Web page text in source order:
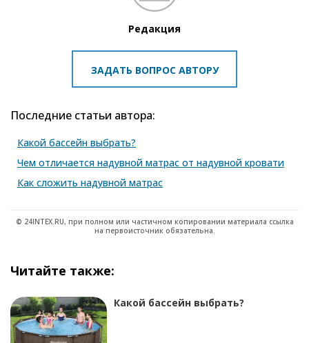
Редакция
ЗАДАТЬ ВОПРОС АВТОРУ
Последние статьи автора:
Какой бассейн выбрать?
Чем отличается надувной матрас от надувной кровати
Как сложить надувной матрас
© 24INTEX.RU, при полном или частичном копировании материала ссылка
на первоисточник обязательна.
Читайте также:
Какой бассейн выбрать?